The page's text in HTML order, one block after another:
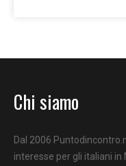
Chi siamo
Dal 2006
interesse per gli italiani in